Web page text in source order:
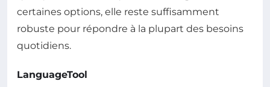
certaines options, elle reste suffisamment
robuste pour répondre à la plupart des besoins
quotidiens.
LanguageTool